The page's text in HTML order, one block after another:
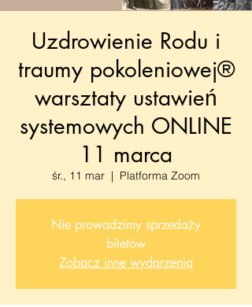
Uzdrowienie Rodu i
traumy pokoleniowej®
warsztaty ustawień
systemowych ONLINE
11 marca
śr., 11 mar
  |
Platforma Zoom
Nie prowadzimy sprzedaży
biletów
Zobacz inne wydarzenia